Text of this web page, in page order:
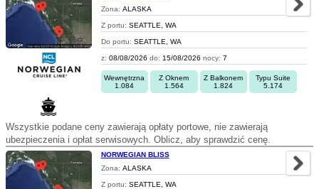
Zona: ALASKA
Z portu: SEATTLE, WA
Do portu: SEATTLE, WA
z: 08/08/2026 do: 15/08/2026 nocy: 7
Wewnętrzna
1.084
Z Oknem
1.564
Z Balkonem
1.824
Typu Suite
5.174
Wszystkie podane ceny zawierają opłaty portowe, nie zawierają
ubezpieczenia i opłat serwisowych. Oblicz, aby sprawdzić cenę.
NORWEGIAN BLISS
Zona: ALASKA
Z portu: SEATTLE, WA